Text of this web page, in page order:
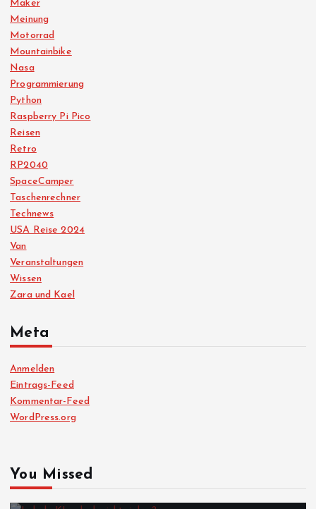
Maker
Meinung
Motorrad
Mountainbike
Nasa
Programmierung
Python
Raspberry Pi Pico
Reisen
Retro
RP2040
SpaceCamper
Taschenrechner
Technews
USA Reise 2024
Van
Veranstaltungen
Wissen
Zara und Kael
Meta
Anmelden
Eintrags-Feed
Kommentar-Feed
WordPress.org
You Missed